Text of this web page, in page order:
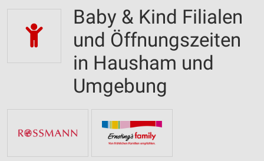
Baby & Kind Filialen
und Öffnungszeiten
in Hausham und
Umgebung